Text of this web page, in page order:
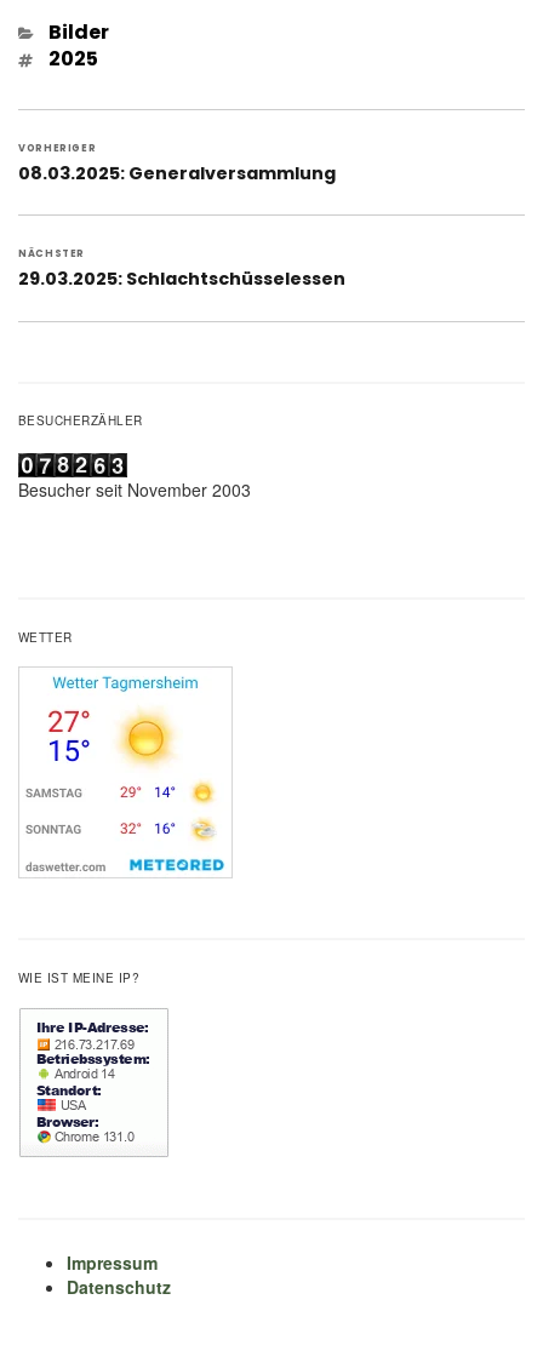
Kategorien
Bilder
Schlagwörter
2025
VORHERIGER
Vorheriger
08.03.2025: Generalversammlung
NÄCHSTER
Nächster
29.03.2025: Schlachtschüsselessen
BESUCHERZÄHLER
Besucher seit November 2003
WETTER
WIE IST MEINE IP?
Impressum
Datenschutz